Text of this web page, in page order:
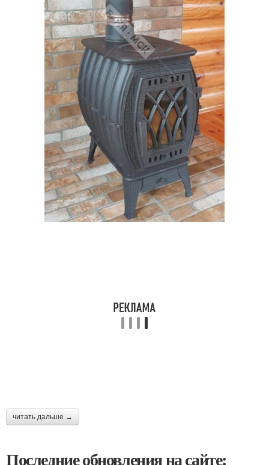
читать дальше →
Последние обновления на сайте: